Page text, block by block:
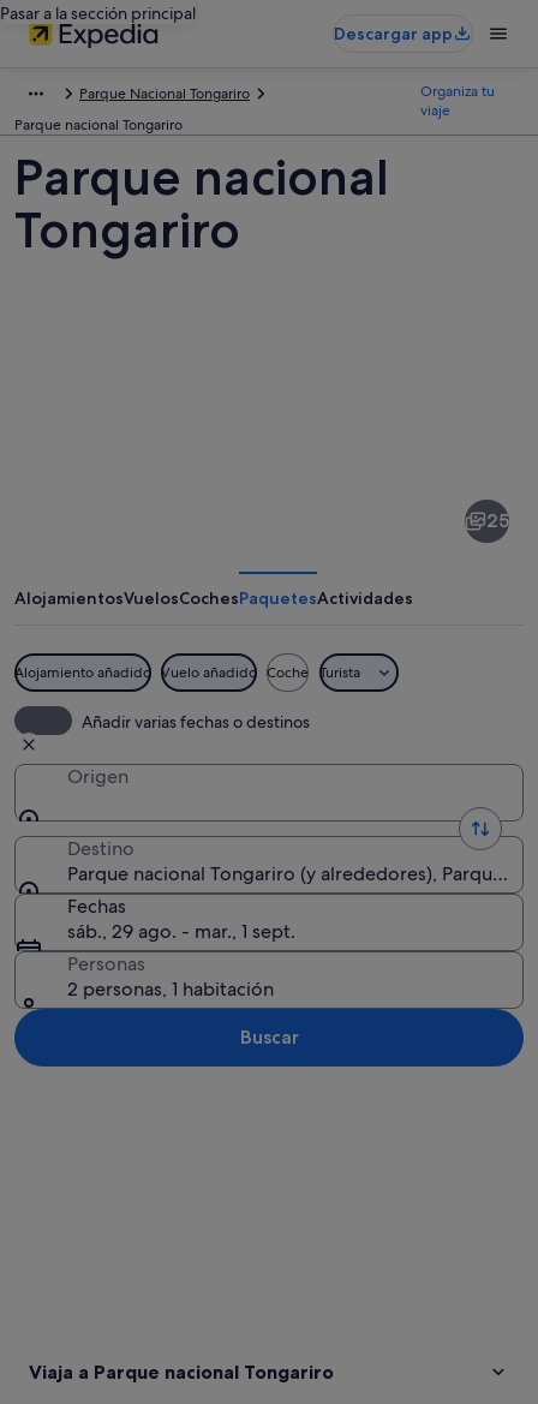
Pasar a la sección principal
Descargar app
Parque Nacional Tongariro
Parque nacional Tongariro
Organiza tu
viaje
Parque nacional
Tongariro
25
AlojamientosVuelosCochesPaquetesActividades
Alojamiento añadido Vuelo añadido Coche Turista
Añadir varias fechas o destinos
Origen
Destino
Parque nacional Tongariro (y alrededores), Parque
Fechas
sáb., 29 ago. - mar., 1 sept.
Personas
2 personas, 1 habitación
Buscar
Viaja a Parque nacional Tongariro